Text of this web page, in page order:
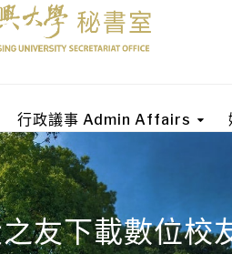
行政議事 Admin Affairs
友下載數位校